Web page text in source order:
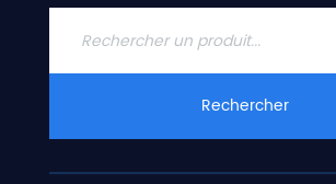
CONTACT
Rechercher